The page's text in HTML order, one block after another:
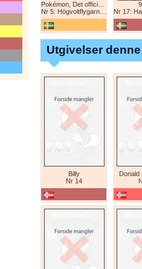
Nr 5: Högvoltflygarna mot Svart Rayquaza!
Nr 17: Harald
Utgivelser
Billy
Nr 14
Donald